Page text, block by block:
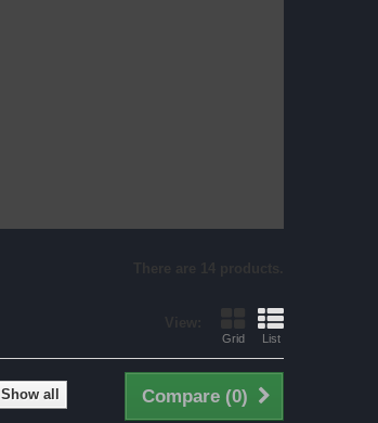
Grid List
Compare (0)
Show all